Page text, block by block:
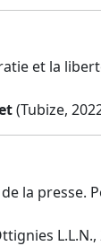
et la
(Tubize,
la presse.
L.L.N.,